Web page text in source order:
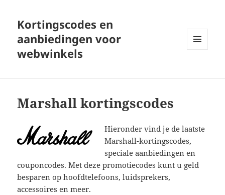
Kortingscodes en
aanbiedingen voor
webwinkels
Marshall kortingscodes
Hieronder vind je de laatste
Marshall-kortingscodes,
speciale aanbiedingen en
couponcodes. Met deze promotiecodes kunt u geld
besparen op hoofdtelefoons, luidsprekers,
accessoires en meer.